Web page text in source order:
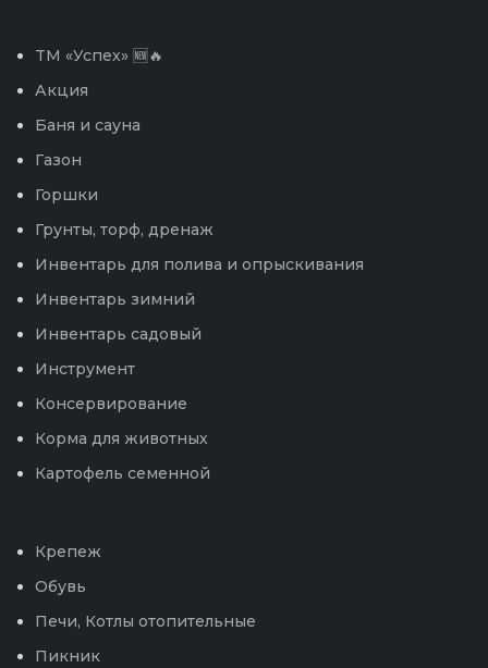
TM «Успех» 🆕🔥
Акция
Баня и сауна
Газон
Горшки
Грунты, торф, дренаж
Инвентарь для полива и опрыскивания
Инвентарь зимний
Инвентарь садовый
Инструмент
Консервирование
Корма для животных
Картофель семенной
Крепеж
Обувь
Печи, Котлы отопительные
Пикник